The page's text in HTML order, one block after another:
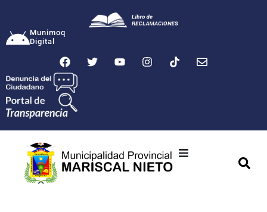
Munimoq
Digital